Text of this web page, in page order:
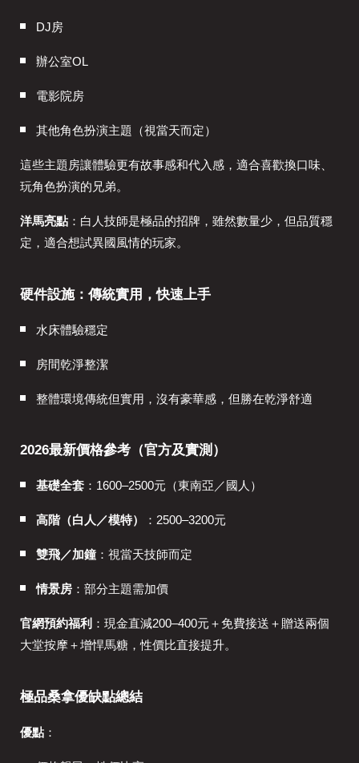
DJ房
辦公室OL
電影院房
其他角色扮演主題（視當天而定）
這些主題房讓體驗更有故事感和代入感，適合喜歡換口味、
玩角色扮演的兄弟。
洋馬亮點 ：白人技師是極品的招牌，雖然數量少，但品質穩
定，適合想試異國風情的玩家。
硬件設施：傳統實用，快速上手
水床體驗穩定
房間乾淨整潔
整體環境傳統但實用，沒有豪華感，但勝在乾淨舒適
2026最新價格參考（官方及實測）
基礎全套 ：1600–2500元（東南亞／國人）
高階（白人／模特） ：2500–3200元
雙飛／加鐘 ：視當天技師而定
情景房 ：部分主題需加價
官網預約福利 ：現金直減200–400元＋免費接送＋贈送兩個
大堂按摩＋增悍馬糖，性價比直接提升。
極品桑拿優缺點總結
優點 ：